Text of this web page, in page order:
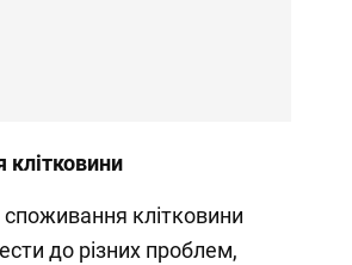
клітковини
до різних проблем,